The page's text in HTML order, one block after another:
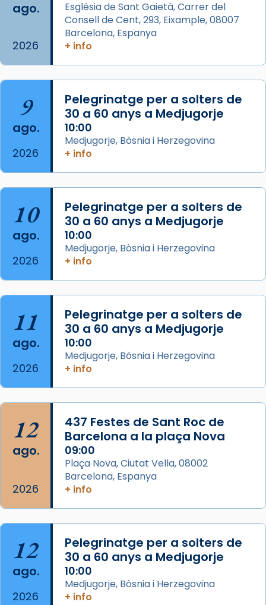
Aquest dilluns, 27 de juliol, ha tingut lloc la
missa d’acció de gràcies en agraïment al
comitè organitzador de la visita apostòlica
L’arquebisbe de Barcelona, el cardenal Joan
Josep Omella, ha presidit la missa i l’ha
concelebrat el bisbe auxiliar de Barcelona,
Mons. David Abadías.
📸 Dr. G. Simón
Foto
Arquebisbat de Barcelona
2 weeks ago
Memòria de les santes Juliana i
Acompanyant la història de sant Cugat, a
partir de l’Edat Mitjana sorgeix la tradició
que les santes Juliana (“relatiu a Júlia”) i
Semproniana (“relatiu a Semprònia =
eterna”) són deixebles seves. I l’any 1667, el
frare Joan Gaspar Roig, afirma en una obra
que les santes són filles de l’antiga Iluro.
Mataró en reivindicarà les relíq
Foto
View on Facebook · Share
ago.
2026
Església de Sant Gaietà, Carrer del
Consell de Cent, 293, Eixample, 08007
Barcelona, Espanya
+ info
9
ago.
2026
Pelegrinatge per a solters de
30 a 60 anys a Medjugorje
10:00
Medjugorje, Bòsnia i Herzegovina
+ info
10
ago.
2026
Pelegrinatge per a solters de
30 a 60 anys a Medjugorje
10:00
Medjugorje, Bòsnia i Herzegovina
+ info
11
ago.
2026
Pelegrinatge per a solters de
30 a 60 anys a Medjugorje
10:00
Medjugorje, Bòsnia i Herzegovina
+ info
12
ago.
2026
437 Festes de Sant Roc de
Barcelona a la plaça Nova
09:00
Plaça Nova, Ciutat Vella, 08002
Barcelona, Espanya
+ info
12
ago.
2026
Pelegrinatge per a solters de
30 a 60 anys a Medjugorje
10:00
Medjugorje, Bòsnia i Herzegovina
+ info